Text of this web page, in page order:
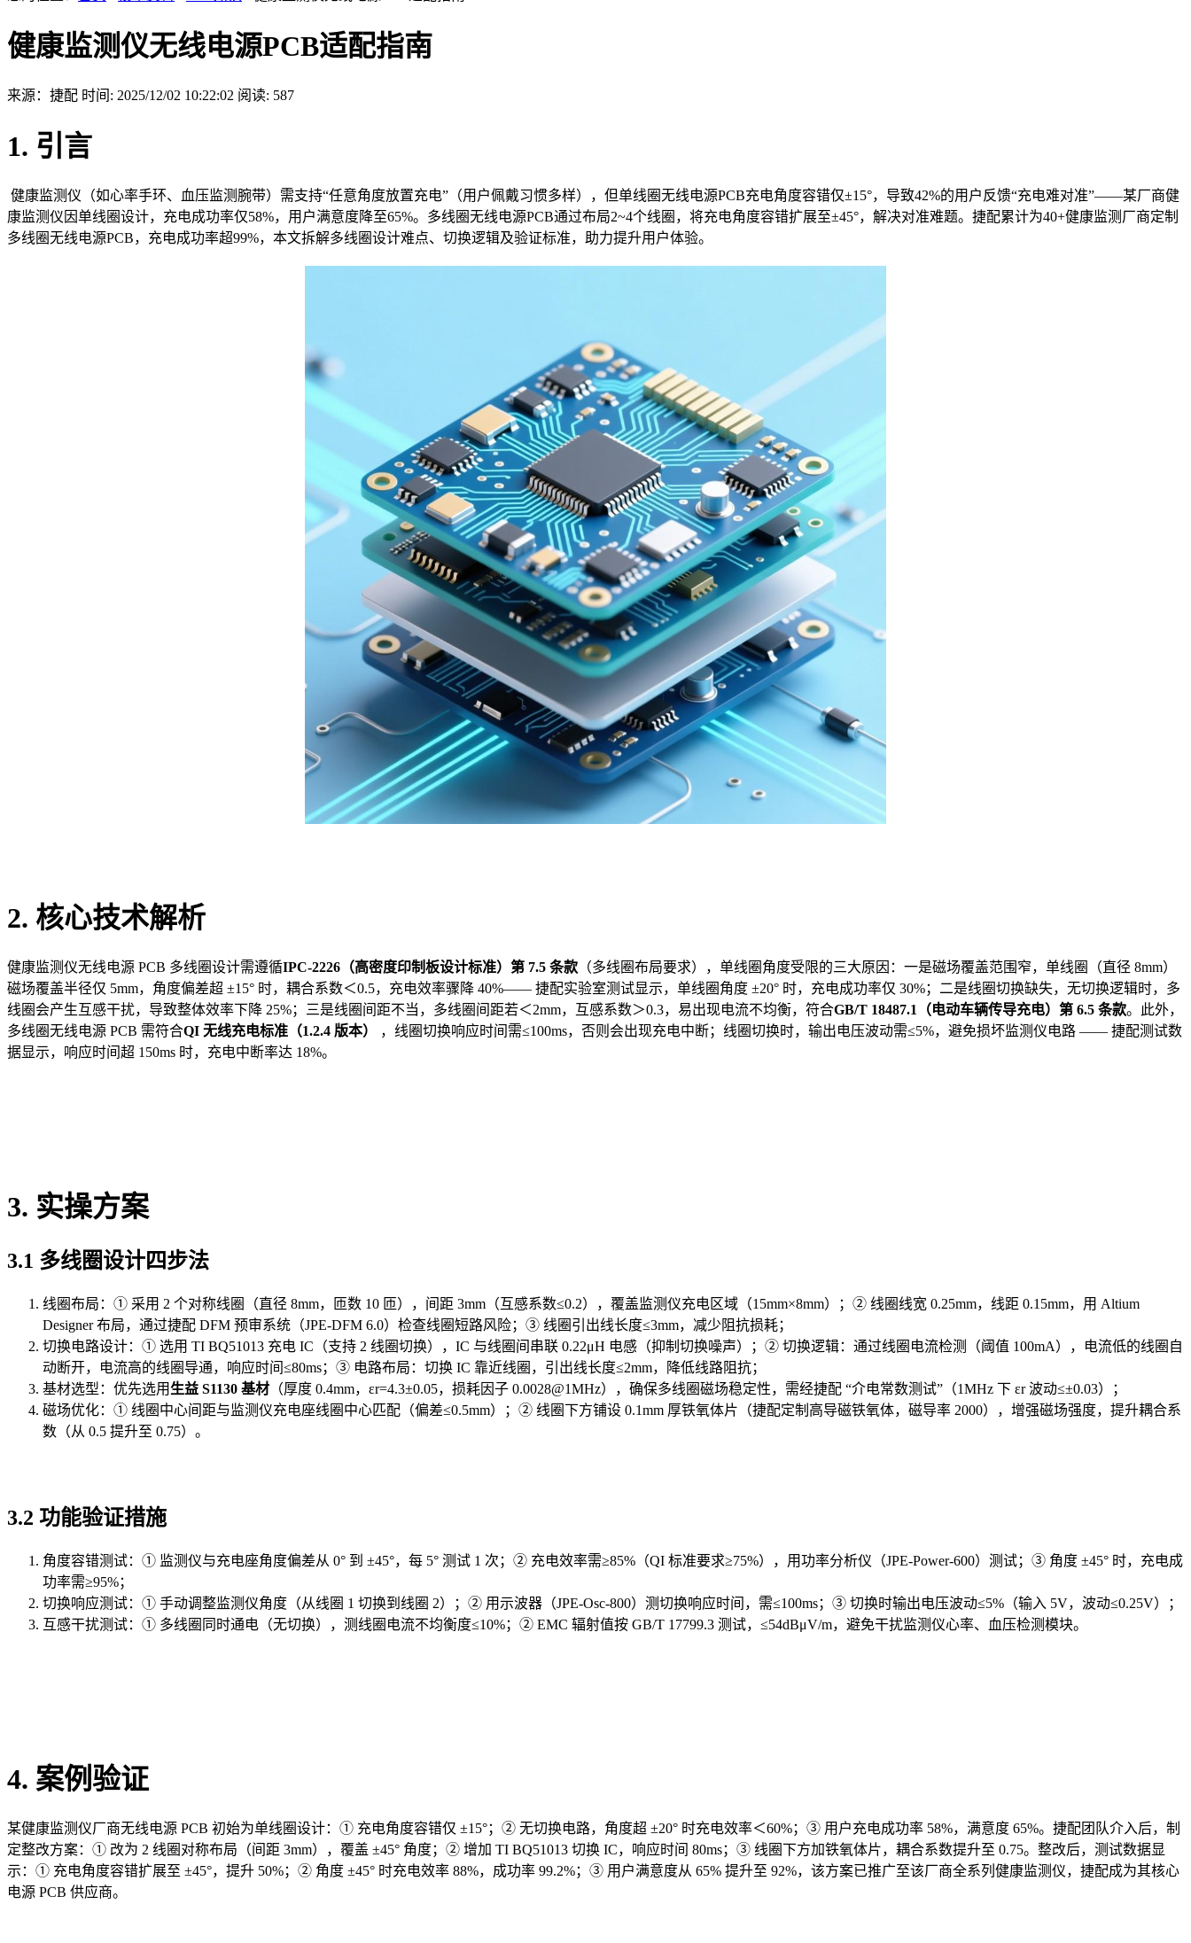
健康监测仪无线电源PCB适配指南
来源：捷配 时间: 2025/12/02 10:22:02 阅读: 587
1. 引言
健康监测仪（如心率手环、血压监测腕带）需支持“任意角度放置充电”（用户佩戴习惯多样），但单线圈无线电源PCB充电角度容错仅±15°，导致42%的用户反馈“充电难对准”——某厂商健
康监测仪因单线圈设计，充电成功率仅58%，用户满意度降至65%。多线圈无线电源PCB通过布局2~4个线圈，将充电角度容错扩展至±45°，解决对准难题。捷配累计为40+健康监测厂商定制
多线圈无线电源PCB，充电成功率超99%，本文拆解多线圈设计难点、切换逻辑及验证标准，助力提升用户体验。
2. 核心技术解析
健康监测仪无线电源 PCB 多线圈设计需遵循IPC-2226（高密度印制板设计标准）第 7.5 条款 （多线圈布局要求），单线圈角度受限的三大原因：一是磁场覆盖范围窄，单线圈（直径 8mm）
磁场覆盖半径仅 5mm，角度偏差超 ±15° 时，耦合系数＜0.5，充电效率骤降 40%—— 捷配实验室测试显示，单线圈角度 ±20° 时，充电成功率仅 30%；二是线圈切换缺失，无切换逻辑时，多
线圈会产生互感干扰，导致整体效率下降 25%；三是线圈间距不当，多线圈间距若＜2mm，互感系数＞0.3，易出现电流不均衡，符合GB/T 18487.1（电动车辆传导充电）第 6.5 条款。此外，
多线圈无线电源 PCB 需符合QI 无线充电标准（1.2.4 版本）
，线圈切换响应时间需≤100ms，否则会出现充电中断；线圈切换时，输出电压波动需≤5%，避免损坏监测仪电路 —— 捷配测试数
据显示，响应时间超 150ms 时，充电中断率达 18%。
3. 实操方案
3.1 多线圈设计四步法
线圈布局：① 采用 2 个对称线圈（直径 8mm，匝数 10 匝），间距 3mm（互感系数≤0.2），覆盖监测仪充电区域（15mm×8mm）；② 线圈线宽 0.25mm，线距 0.15mm，用 Altium
Designer 布局，通过捷配 DFM 预审系统（JPE-DFM 6.0）检查线圈短路风险；③ 线圈引出线长度≤3mm，减少阻抗损耗；
切换电路设计：① 选用 TI BQ51013 充电 IC（支持 2 线圈切换），IC 与线圈间串联 0.22μH 电感（抑制切换噪声）；② 切换逻辑：通过线圈电流检测（阈值 100mA），电流低的线圈自
动断开，电流高的线圈导通，响应时间≤80ms；③ 电路布局：切换 IC 靠近线圈，引出线长度≤2mm，降低线路阻抗；
基材选型：优先选用生益 S1130 基材 （厚度 0.4mm，εr=4.3±0.05，损耗因子 0.0028@1MHz），确保多线圈磁场稳定性，需经捷配 “介电常数测试”（1MHz 下 εr 波动≤±0.03）；
磁场优化：① 线圈中心间距与监测仪充电座线圈中心匹配（偏差≤0.5mm）；② 线圈下方铺设 0.1mm 厚铁氧体片（捷配定制高导磁铁氧体，磁导率 2000），增强磁场强度，提升耦合系
数（从 0.5 提升至 0.75）。
3.2 功能验证措施
角度容错测试：① 监测仪与充电座角度偏差从 0° 到 ±45°，每 5° 测试 1 次；② 充电效率需≥85%（QI 标准要求≥75%），用功率分析仪（JPE-Power-600）测试；③ 角度 ±45° 时，充电成
功率需≥95%；
切换响应测试：① 手动调整监测仪角度（从线圈 1 切换到线圈 2）；② 用示波器（JPE-Osc-800）测切换响应时间，需≤100ms；③ 切换时输出电压波动≤5%（输入 5V，波动≤0.25V）；
互感干扰测试：① 多线圈同时通电（无切换），测线圈电流不均衡度≤10%；② EMC 辐射值按 GB/T 17799.3 测试，≤54dBμV/m，避免干扰监测仪心率、血压检测模块。
4. 案例验证
某健康监测仪厂商无线电源 PCB 初始为单线圈设计：① 充电角度容错仅 ±15°；② 无切换电路，角度超 ±20° 时充电效率＜60%；③ 用户充电成功率 58%，满意度 65%。捷配团队介入后，制
定整改方案：① 改为 2 线圈对称布局（间距 3mm），覆盖 ±45° 角度；② 增加 TI BQ51013 切换 IC，响应时间 80ms；③ 线圈下方加铁氧体片，耦合系数提升至 0.75。整改后，测试数据显
示：① 充电角度容错扩展至 ±45°，提升 50%；② 角度 ±45° 时充电效率 88%，成功率 99.2%；③ 用户满意度从 65% 提升至 92%，该方案已推广至该厂商全系列健康监测仪，捷配成为其核心
电源 PCB 供应商。